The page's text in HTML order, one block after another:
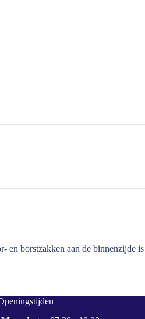
borstzakken aan de binnenzijde